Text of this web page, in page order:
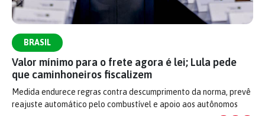
BRASIL
Valor mínimo para o frete agora é lei; Lula pede
que caminhoneiros fiscalizem
Medida endurece regras contra descumprimento da norma, prevê
reajuste automático pelo combustível e apoio aos autônomos